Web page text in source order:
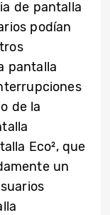
de pantalla
podían
pantalla
de la
Eco², que
un